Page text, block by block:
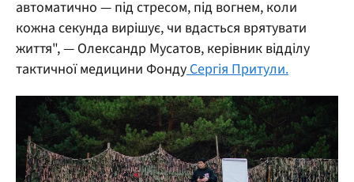
автоматично — під стресом, під вогнем, коли
кожна секунда вирішує, чи вдасться врятувати
життя", — Олександр Мусатов, керівник відділу
тактичної медицини ФондуСергія Притули.